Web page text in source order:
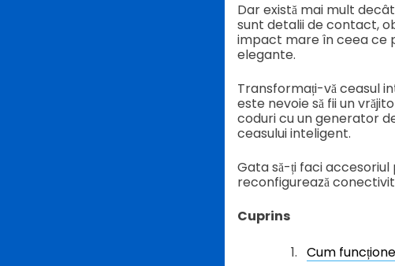
Dar există mai mult
sunt detalii de contact,
impact mare în ceea ce
elegante.
Transformați-vă ceasul
este nevoie să fii un
coduri cu un generator
ceasului inteligent.
Gata să-ți faci accesoriul
reconfigurează
Cuprins
Cum